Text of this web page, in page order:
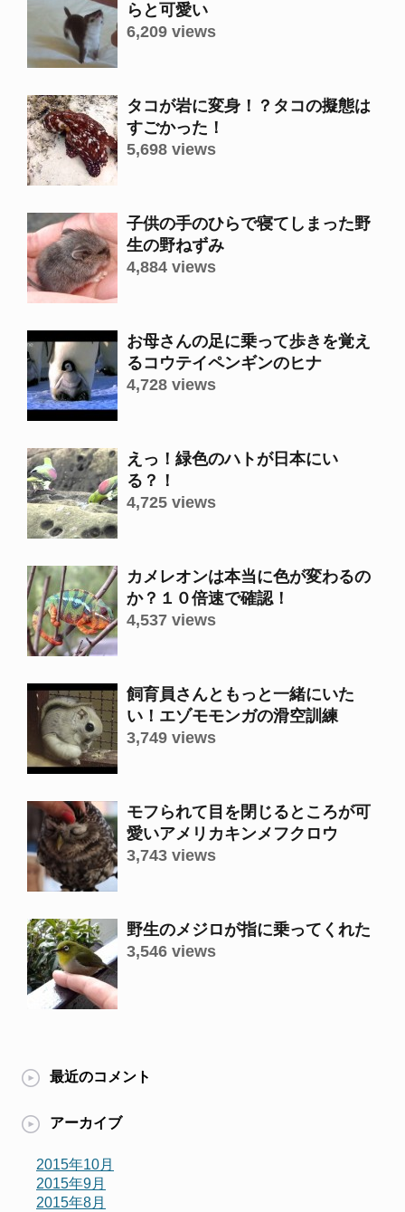
らと可愛い
6,209 views
タコが岩に変身！？タコの擬態は
すごかった！
5,698 views
子供の手のひらで寝てしまった野
生の野ねずみ
4,884 views
お母さんの足に乗って歩きを覚え
るコウテイペンギンのヒナ
4,728 views
えっ！緑色のハトが日本にい
る？！
4,725 views
カメレオンは本当に色が変わるの
か？１０倍速で確認！
4,537 views
飼育員さんともっと一緒にいた
い！エゾモモンガの滑空訓練
3,749 views
モフられて目を閉じるところが可
愛いアメリカキンメフクロウ
3,743 views
野生のメジロが指に乗ってくれた
3,546 views
最近のコメント
アーカイブ
2015年10月
2015年9月
2015年8月